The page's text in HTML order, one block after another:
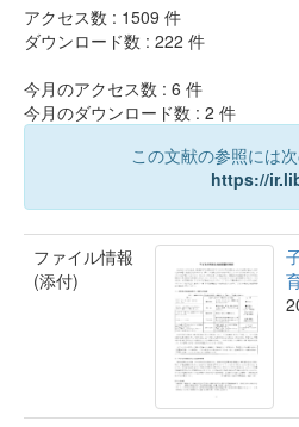
アクセス数 : 1509 件
ダウンロード数 : 222 件
今月のアクセス数 : 6 件
今月のダウンロード数 : 2 件
この文献の参照には
https://
ファイル情報
(添付)